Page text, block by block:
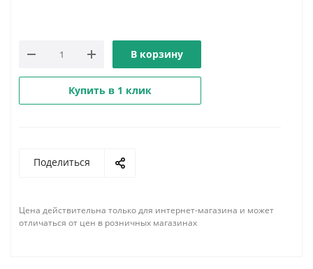
В корзину
Купить в 1 клик
Поделиться
Цена действительна только для интернет-магазина и может
отличаться от цен в розничных магазинах